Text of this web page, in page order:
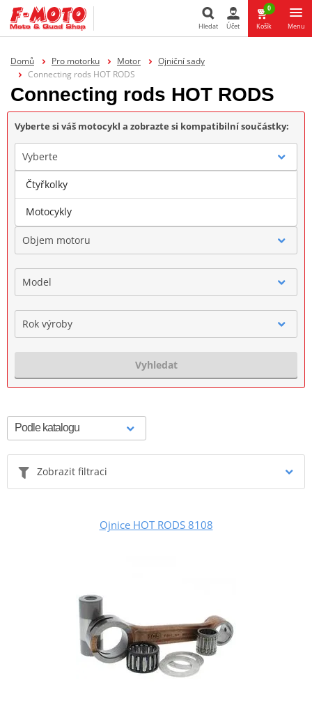
Hledat Účet
0
Košík Menu
Domů Pro motorku Motor
Ojniční sady
Connecting rods HOT RODS
Connecting rods HOT RODS
Vyberte si váš motocykl a zobrazte si kompatibilní součástky:
Vyberte
Značka
Objem motoru
Model
Rok výroby
Vyhledat
Zobrazit filtraci
Ojnice HOT RODS 8108
Čtyřkolky
Motocykly